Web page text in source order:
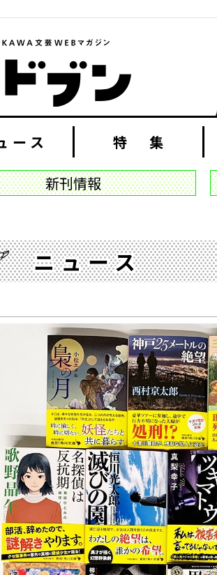
ース 特 集
新刊情報
ニュース